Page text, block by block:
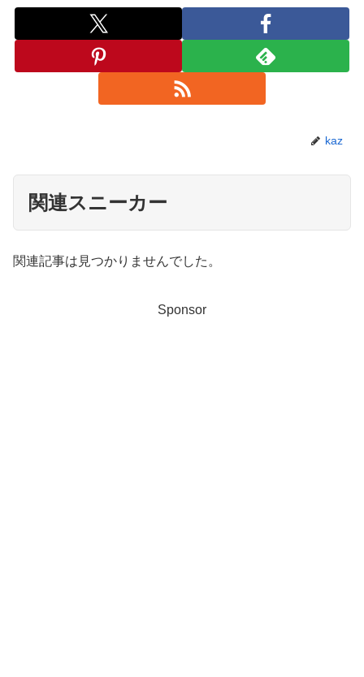
kaz
関連スニーカー
関連記事は見つかりませんでした。
Sponsor